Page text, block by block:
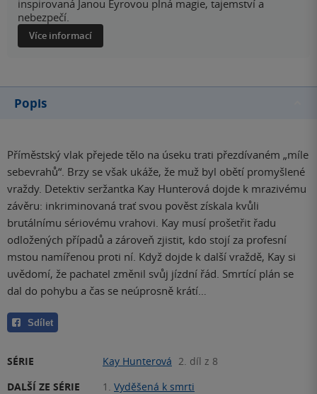
inspirovaná Janou Eyrovou plná magie, tajemství a
nebezpečí.
Více informací
Popis
Příměstský vlak přejede tělo na úseku trati přezdívaném „míle
sebevrahů“. Brzy se však ukáže, že muž byl obětí promyšlené
vraždy. Detektiv seržantka Kay Hunterová dojde k mrazivému
závěru: inkriminovaná trať svou pověst získala kvůli
brutálnímu sériovému vrahovi. Kay musí prošetřit řadu
odložených případů a zároveň zjistit, kdo stojí za profesní
mstou namířenou proti ní. Když dojde k další vraždě, Kay si
uvědomí, že pachatel změnil svůj jízdní řád. Smrtící plán se
dal do pohybu a čas se neúprosně krátí…
Sdílet
SÉRIE Kay Hunterová 2. díl z 8
DALŠÍ ZE SÉRIE
1. Vyděšená k smrti